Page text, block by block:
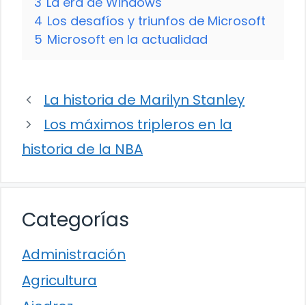
4 Los desafíos y triunfos de Microsoft
5 Microsoft en la actualidad
La historia de Marilyn Stanley
Los máximos tripleros en la
historia de la NBA
Categorías
Administración
Agricultura